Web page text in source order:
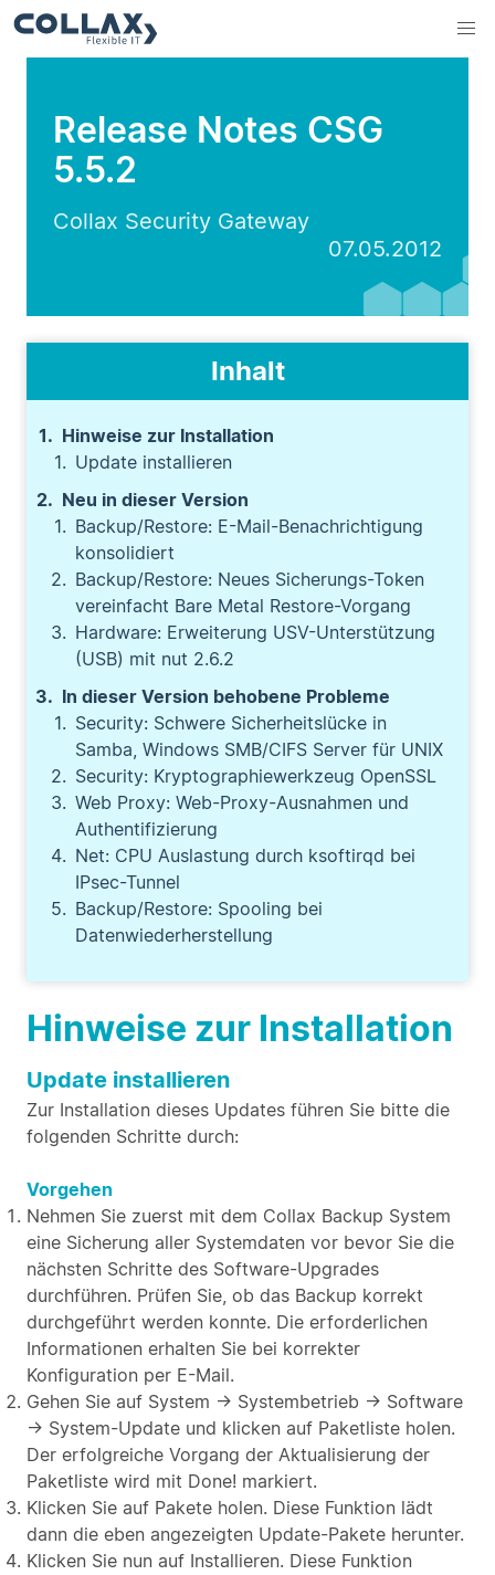
Release Notes CSG
5.5.2
Collax Security Gateway
07.05.2012
Hinweise zur Installation
Update installieren
Zur Installation dieses Updates führen Sie bitte die
folgenden Schritte durch:
Vorgehen
Nehmen Sie zuerst mit dem Collax Backup System
eine Sicherung aller Systemdaten vor bevor Sie die
nächsten Schritte des Software-Upgrades
durchführen. Prüfen Sie, ob das Backup korrekt
durchgeführt werden konnte. Die erforderlichen
Informationen erhalten Sie bei korrekter
Konfiguration per E-Mail.
Gehen Sie auf System → Systembetrieb → Software
→ System-Update und klicken auf Paketliste holen.
Der erfolgreiche Vorgang der Aktualisierung der
Paketliste wird mit Done! markiert.
Klicken Sie auf Pakete holen. Diese Funktion lädt
dann die eben angezeigten Update-Pakete herunter.
Klicken Sie nun auf Installieren. Diese Funktion
Inhalt
Hinweise zur Installation
Update installieren
Neu in dieser Version
Backup/Restore: E-Mail-Benachrichtigung
konsolidiert
Backup/Restore: Neues Sicherungs-Token
vereinfacht Bare Metal Restore-Vorgang
Hardware: Erweiterung USV-Unterstützung
(USB) mit nut 2.6.2
In dieser Version behobene Probleme
Security: Schwere Sicherheitslücke in
Samba, Windows SMB/CIFS Server für UNIX
Security: Kryptographiewerkzeug OpenSSL
Web Proxy: Web-Proxy-Ausnahmen und
Authentifizierung
Net: CPU Auslastung durch ksoftirqd bei
IPsec-Tunnel
Backup/Restore: Spooling bei
Datenwiederherstellung